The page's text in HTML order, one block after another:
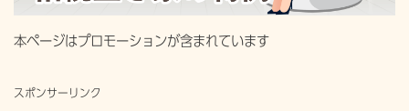
本ページはプロモーションが含まれています
スポンサーリンク